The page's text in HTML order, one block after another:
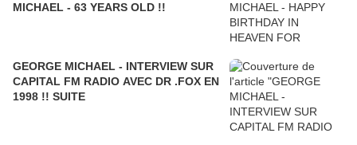
MICHAEL - 63 YEARS OLD !!
GEORGE MICHAEL - INTERVIEW SUR
CAPITAL FM RADIO AVEC DR .FOX EN
1998 !! SUITE